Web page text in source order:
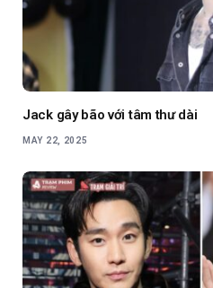
Jack gây bão với tâm thư dài
MAY 22, 2025